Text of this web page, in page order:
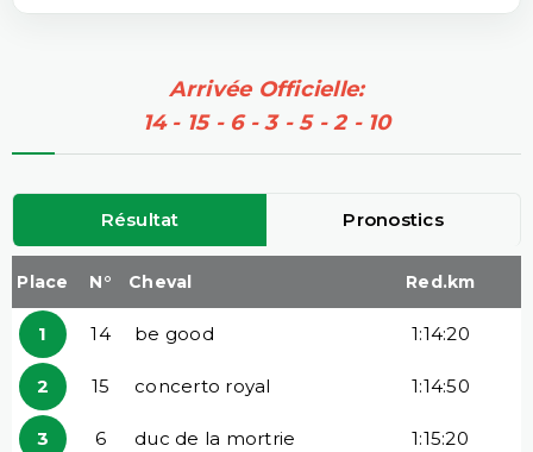
Arrivée Officielle:
14 - 15 - 6 - 3 - 5 - 2 - 10
Résultat Pronostics
Place N° Cheval Red.km
1 14 be good 1:14:20
2 15 concerto royal 1:14:50
3 6 duc de la mortrie 1:15:20